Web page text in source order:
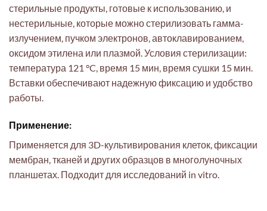
стерильные продукты, готовые к использованию, и
нестерильные, которые можно стерилизовать гамма-
излучением, пучком электронов, автоклавированием,
оксидом этилена или плазмой. Условия стерилизации:
температура 121 °C, время 15 мин, время сушки 15 мин.
Вставки обеспечивают надежную фиксацию и удобство
работы.
Применение:
Применяется для 3D-культивирования клеток, фиксации
мембран, тканей и других образцов в многолуночных
планшетах. Подходит для исследований in vitro.